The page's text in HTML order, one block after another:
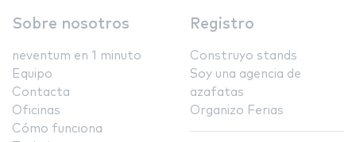
Sobre nosotros
neventum en 1 minuto
Equipo
Contacta
Oficinas
Cómo funciona
Registro
Construyo stands
Soy una agencia de
azafatas
Organizo Ferias